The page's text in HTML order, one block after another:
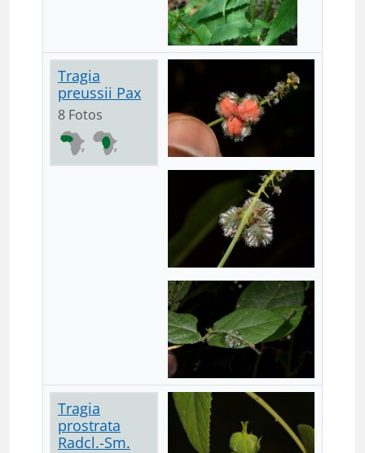
Tragia
preussii Pax
8 Fotos
Tragia
prostrata
Radcl.-Sm.